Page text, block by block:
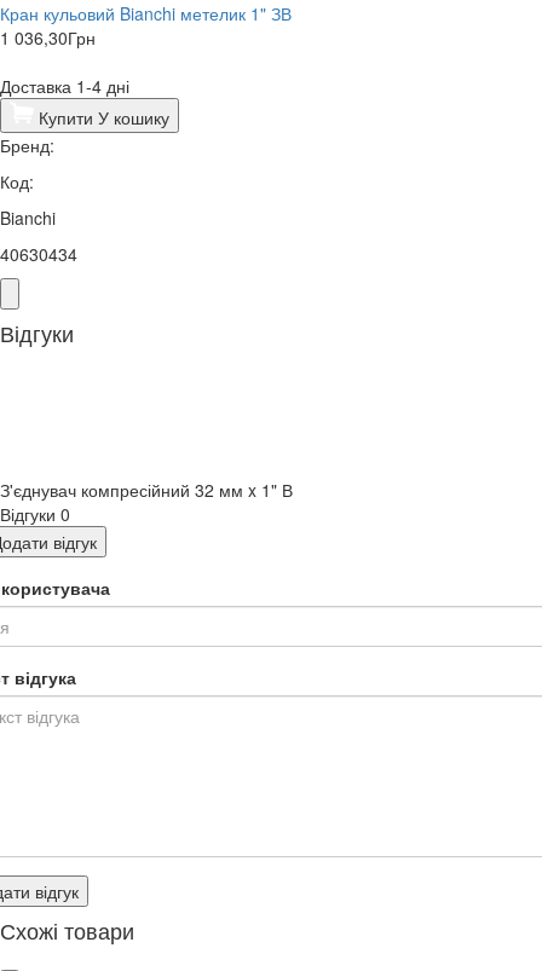
Кран кульовий Bianchi метелик 1" ЗВ
1 036,30Грн
Доставка 1-4 дні
Купити У кошику
Бренд:
Код:
Bianchi
40630434
Відгуки
З'єднувач компресійний 32 мм x 1" В
Відгуки 0
відгук
відгука
відгук
Схожі товари